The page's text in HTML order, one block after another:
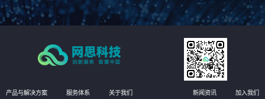
产品与解决方案 服务体系 关于我们 新闻资讯 加入我们